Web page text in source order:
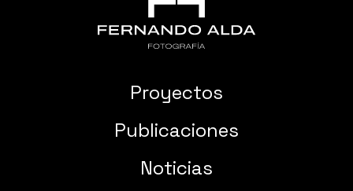
Proyectos
Publicaciones
Noticias